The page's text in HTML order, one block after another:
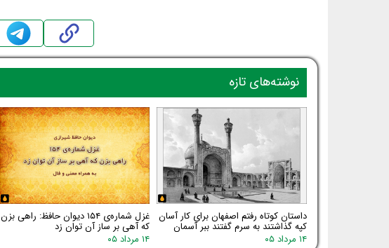
داستان کوتاه رفتم اصفهان برای کار آسان
کپه گذاشتند به سرم گفتند ببر آسمان
۱۴ مرداد ۰۵
غزل شماره‌ی ۱۵۴ دیوان حافظ: راهی بزن
که آهی بر ساز آن توان زد
۱۴ مرداد ۰۵
نوشته‌های تازه